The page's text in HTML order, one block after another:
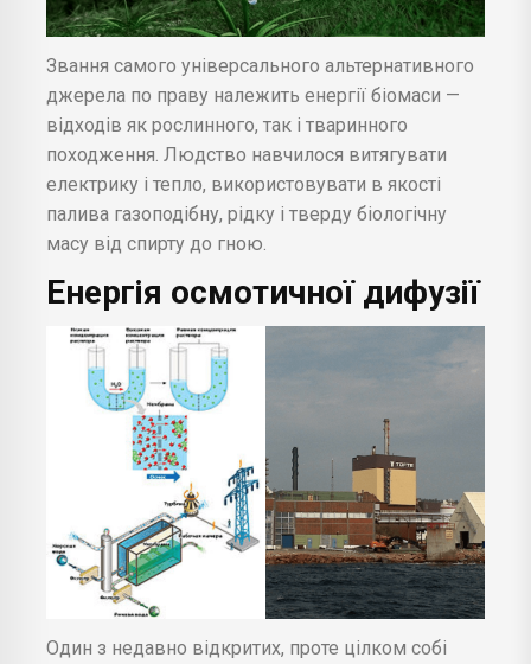
Звання самого універсального альтернативного
джерела по праву належить енергії біомаси —
відходів як рослинного, так і тваринного
походження. Людство навчилося витягувати
електрику і тепло, використовувати в якості
палива газоподібну, рідку і тверду біологічну
масу від спирту до гною.
Енергія осмотичної дифузії
Один з недавно відкритих, проте цілком собі